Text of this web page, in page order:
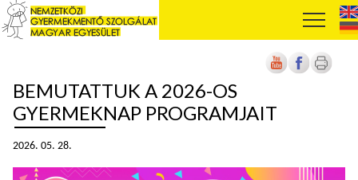
BEMUTATTUK A 2026-OS
GYERMEKNAP PROGRAMJAIT
2026. 05. 28.